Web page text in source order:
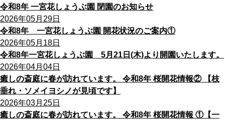
令和8年 一宮花しょうぶ園 閉園のお知らせ
2026年05月29日
令和8年 一宮花しょうぶ園 開花状況のご案内①
2026年05月18日
令和8年一宮花しょうぶ園 5月21日(木)より開園いたします。
2026年04月04日
癒しの斎庭に春が訪れています。 令和8年 桜開花情報② 【枝
垂れ・ソメイヨシノが見頃です】
2026年03月25日
癒しの斎庭に春が訪れています。 令和8年 桜開花情報 ①【一